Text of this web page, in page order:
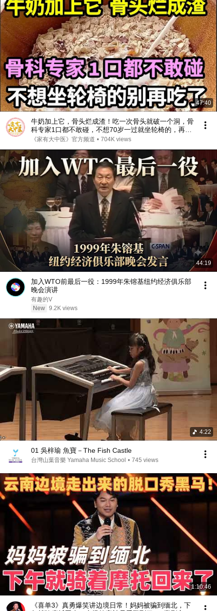
47:40
牛奶加上它，骨头烂成渣！吃一次骨头就破一个洞，骨
科专家1口都不敢碰，不想70岁一过就坐轮椅的，再喜
欢都要忌口！【家庭大医生】
《家有大中医》官方频道 • 704K views
44:19
加入WTO前最后一役：1999年朱镕基纽约经济俱乐部
晚会演讲
有趣的V
New 9.2K views
4:22
01 吳梓瑜 魚寶－The Fish Castle
台灣山葉音樂 Yamaha Music School • 745 views
1:10:46
《喜单3》真勇爆笑讲边境日常！妈妈被骗到缅北，下